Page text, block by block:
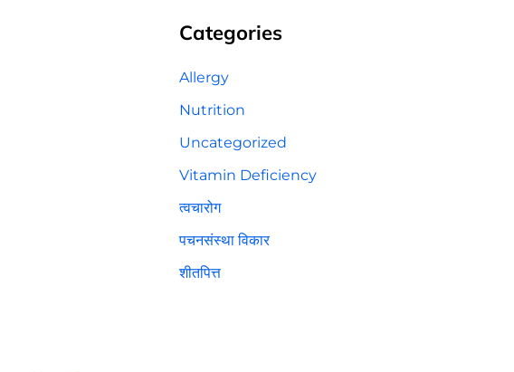
Categories
Allergy
Nutrition
Uncategorized
Vitamin Deficiency
त्वचारोग
पचनसंस्था विकार
शीतपित्त